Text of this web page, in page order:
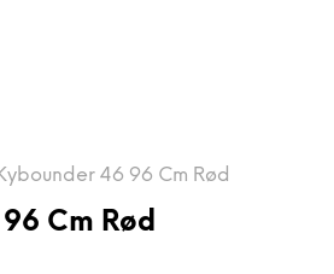
Kybounder 46 96 Cm Rød
Cm Rød